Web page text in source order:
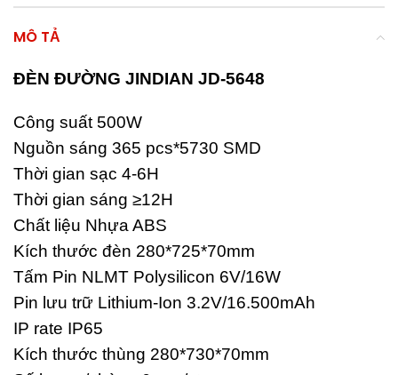
MÔ TẢ
ĐÈN ĐƯỜNG JINDIAN JD-5648
Công suất 500W
Nguồn sáng 365 pcs*5730 SMD
Thời gian sạc 4-6H
Thời gian sáng ≥12H
Chất liệu Nhựa ABS
Kích thước đèn 280*725*70mm
Tấm Pin NLMT Polysilicon 6V/16W
Pin lưu trữ Lithium-Ion 3.2V/16.500mAh
IP rate IP65
Kích thước thùng 280*730*70mm